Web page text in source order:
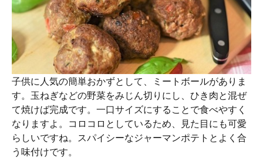
子供に人気の簡単おかずとして、ミートボールがありま
す。玉ねぎなどの野菜をみじん切りにし、ひき肉と混ぜ
て焼けば完成です。一口サイズにすることで食べやすく
なりますよ。コロコロとしているため、見た目にも可愛
らしいですね。スパイシーなジャーマンポテトとよく合
う味付けです。